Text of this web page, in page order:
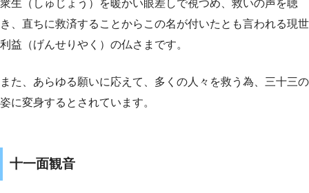
衆生（しゅじょう）を暖かい眼差しで視つめ、救いの声を聴
き、直ちに救済することからこの名が付いたとも言われる現世
利益（げんせりやく）の仏さまです。
また、あらゆる願いに応えて、多くの人々を救う為、三十三の
姿に変身するとされています。
十一面観音